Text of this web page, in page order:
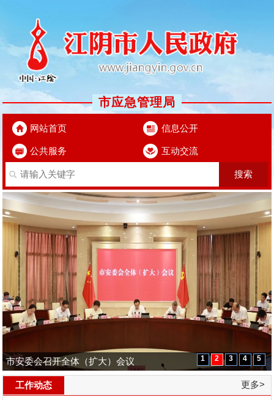
市应急管理局
网站首页 信息公开
公共服务 互动交流
市领导检查国庆节期间安全生产工...
市安委会召开全体（扩大）会议
市委常委、常务副市长张韶峰检查...
市委常委、常务副市长张韶峰带队...
全市社会面小场所安全治理工作推... 1 2 3 4 5
工作动态 更多>